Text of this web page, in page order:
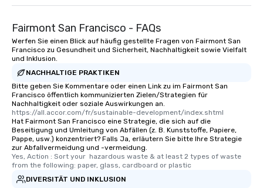
Fairmont San Francisco - FAQs
Werfen Sie einen Blick auf häufig gestellte Fragen von Fairmont San
Francisco zu Gesundheit und Sicherheit, Nachhaltigkeit sowie Vielfalt
und Inklusion.
NACHHALTIGE PRAKTIKEN
Bitte geben Sie Kommentare oder einen Link zu im Fairmont San
Francisco öffentlich kommunizierten Zielen/Strategien für
Nachhaltigkeit oder soziale Auswirkungen an.
https://all.accor.com/fr/sustainable-development/index.shtml
Hat Fairmont San Francisco eine Strategie, die sich auf die
Beseitigung und Umleitung von Abfällen (z. B. Kunststoffe, Papiere,
Pappe, usw.) konzentriert? Falls Ja, erläutern Sie bitte Ihre Strategie
zur Abfallvermeidung und -vermeidung.
Yes, Action : Sort your  hazardous waste & at least 2 types of waste
from the following: paper, glass, cardboard or plastic
DIVERSITÄT UND INKLUSION